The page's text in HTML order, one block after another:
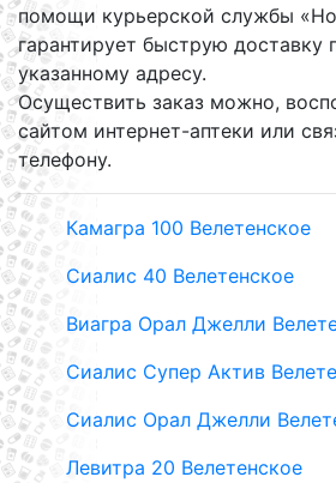
помощи курьерской службы
гарантирует быструю доставку
указанному адресу.
Осуществить заказ можно,
сайтом интернет-аптеки или
телефону.
Камагра 100 Велетенское
Сиалис 40 Велетенское
Виагра Орал Джелли
Сиалис Супер Актив
Сиалис Орал Джелли
Левитра 20 Велетенское